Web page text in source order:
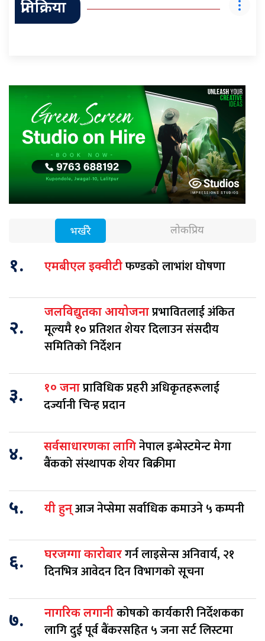
प्रतिक्रिया
भर्खरै लोकप्रिय
१. एमबीएल इक्वीटीफण्डको लाभांश घोषणा
२.
जलविद्युतका आयोजनाप्रभावितलाई अंकित
मूल्यमै १० प्रतिशत शेयर दिलाउन संसदीय
समितिको निर्देशन
३. १० जनाप्राविधिक प्रहरी अधिकृतहरूलाई
दर्ज्यानी चिन्ह प्रदान
४. सर्वसाधारणका लागिनेपाल इन्भेस्टमेन्ट मेगा
बैंकको संस्थापक शेयर बिक्रीमा
५. यी हुन्आज नेप्सेमा सर्वाधिक कमाउने ५ कम्पनी
६. घरजग्गा कारोबारगर्न लाइसेन्स अनिवार्य, २१
दिनभित्र आवेदन दिन विभागको सूचना
७. नागरिक लगानीकोषको कार्यकारी निर्देशकका
लागि दुई पूर्व बैंकरसहित ५ जना सर्ट लिस्टमा